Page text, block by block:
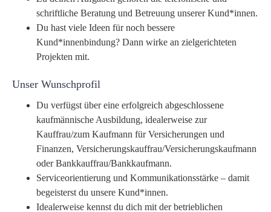
schriftliche Beratung und Betreuung unserer Kund*innen.
Du hast viele Ideen für noch bessere
Kund*innenbindung? Dann wirke an zielgerichteten
Projekten mit.
Unser Wunschprofil
Du verfügst über eine erfolgreich abgeschlossene
kaufmännische Ausbildung, idealerweise zur
Kauffrau/zum Kaufmann für Versicherungen und
Finanzen, Versicherungskauffrau/Versicherungskaufmann
oder Bankkauffrau/Bankkaufmann.
Serviceorientierung und Kommunikationsstärke – damit
begeisterst du unsere Kund*innen.
Idealerweise kennst du dich mit der betrieblichen